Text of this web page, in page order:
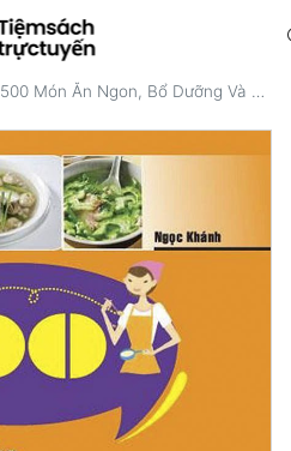
500 Món Ăn Ngon, Bổ Dưỡng Và Dễ Làm Cho Phụ Nữ Hiện Đại